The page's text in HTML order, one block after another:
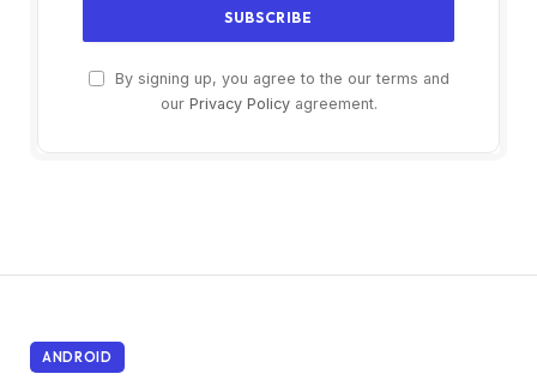
By signing up, you agree to the our terms and
our Privacy Policyagreement.
ANDROID